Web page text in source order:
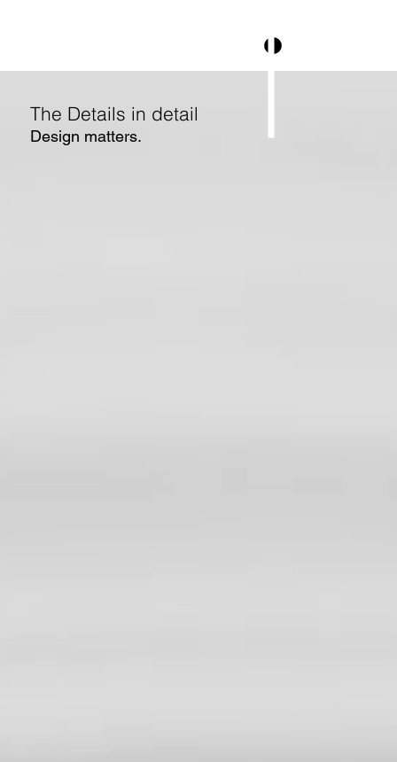
The Details in detail
Design matters.